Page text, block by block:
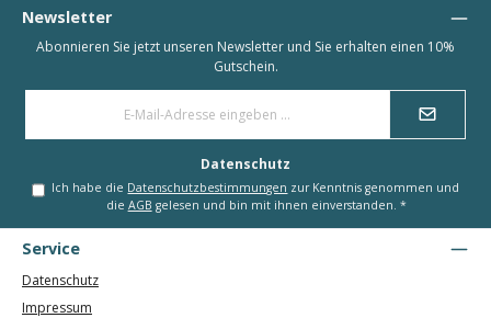
Newsletter
Abonnieren Sie jetzt unseren Newsletter und Sie erhalten einen 10%
Gutschein.
Datenschutz
Ich habe die Datenschutzbestimmungen zur Kenntnis genommen und
die AGB gelesen und bin mit ihnen einverstanden. *
Service
Datenschutz
Impressum